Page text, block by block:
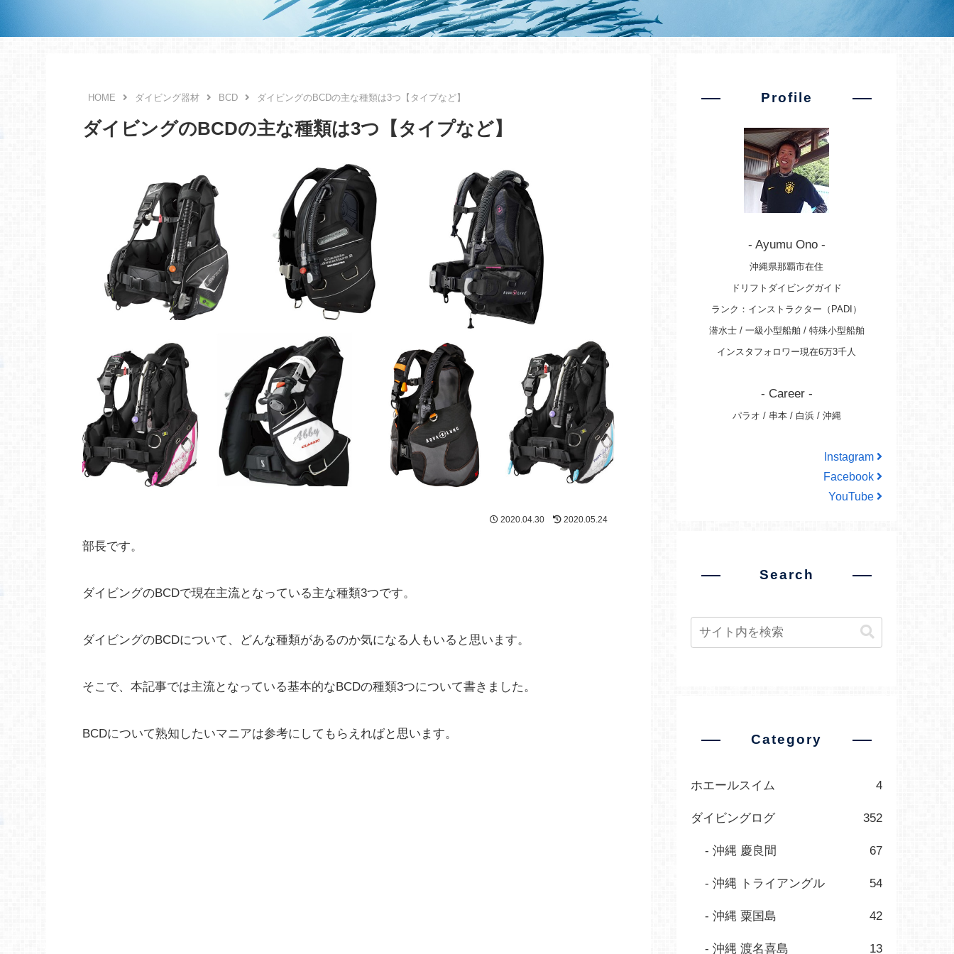
ダイビング器材 BCD ダイビングのBCDの主な種類は3つ【タイプなど】
ダイビングのBCDの主な種類は3つ【タイプなど】
2020.04.30 2020.05.24
部長です。
ダイビングのBCDで現在主流となっている主な種類3つです。
ダイビングのBCDについて、どんな種類があるのか気になる人もいると思います。
そこで、本記事では主流となっている基本的なBCDの種類3つについて書きました。
BCDについて熟知したいマニアは参考にしてもらえればと思います。
Profile
- Ayumu Ono -
沖縄県那覇市在住
ドリフトダイビングガイド
ランク：インストラクター（PADI）
潜水士 / 一級小型船舶 / 特殊小型船舶
インスタフォロワー現在6万3千人
- Career -
パラオ / 串本 / 白浜 / 沖縄
Instagram
Facebook
YouTube
Search
Category
ホエールスイム 4
ダイビングログ 352
沖縄 慶良間 67
沖縄 トライアングル 54
沖縄 粟国島 42
沖縄 渡名喜島 13